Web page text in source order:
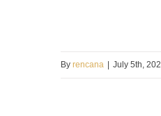
By rencana | July 5th,